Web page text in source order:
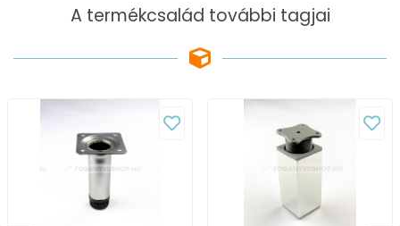
A termékcsalád további tagjai